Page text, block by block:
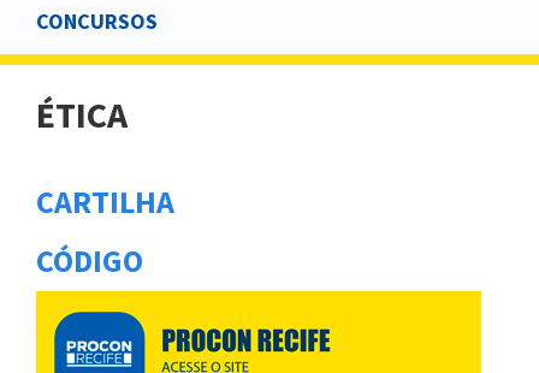
CONCURSOS
ÉTICA
CARTILHA
CÓDIGO